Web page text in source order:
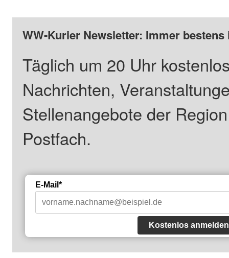
WW-Kurier Newsletter: Immer
Täglich um 20 Uhr
Nachrichten,
Stellenangebote der
Postfach.
E-Mail*
Kostenlos anmelden